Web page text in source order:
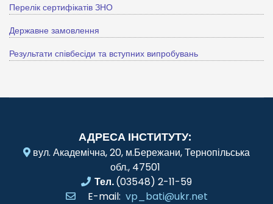
Перелік сертифікатів ЗНО
Державне замовлення
Результати співбесіди та вступних випробувань
АДРЕСА ІНСТИТУТУ:
вул. Академічна, 20, м.Бережани, Тернопільська
обл., 47501
Тел.(03548) 2-11-59
E-mail: vp_bati@ukr.net